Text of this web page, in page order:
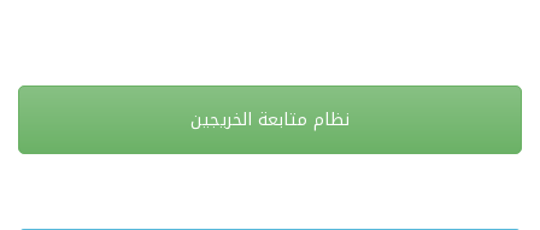
نظام متابعة الخريجين